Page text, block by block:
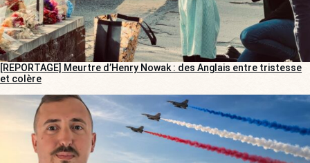
[REPORTAGE] Meurtre d’Henry Nowak : des Anglais entre tristesse
et colère